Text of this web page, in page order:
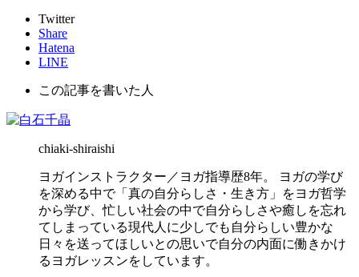
Twitter
Share
Hatena
LINE
この記事を書いた人
chiaki-shiraishi
ヨガインストラクター／ヨガ指導歴8年。 ヨガの学び
を深める中で「真の自分らしさ・生き方」をヨガ哲学
から学び、忙しい社会の中で自分らしさや癒しを忘れ
てしまっている現代人に少しでも自分らしい豊かな
日々を送ってほしいとの思いで自分の内面に働きかけ
るヨガレッスンをしています。